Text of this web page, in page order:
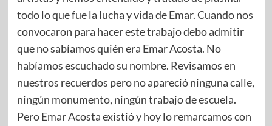
todo lo que fue la lucha y vida de Emar. Cuando nos
convocaron para hacer este trabajo debo admitir
que no sabíamos quién era Emar Acosta. No
habíamos escuchado su nombre. Revisamos en
nuestros recuerdos pero no apareció ninguna calle,
ningún monumento, ningún trabajo de escuela.
Pero Emar Acosta existió y hoy lo remarcamos con